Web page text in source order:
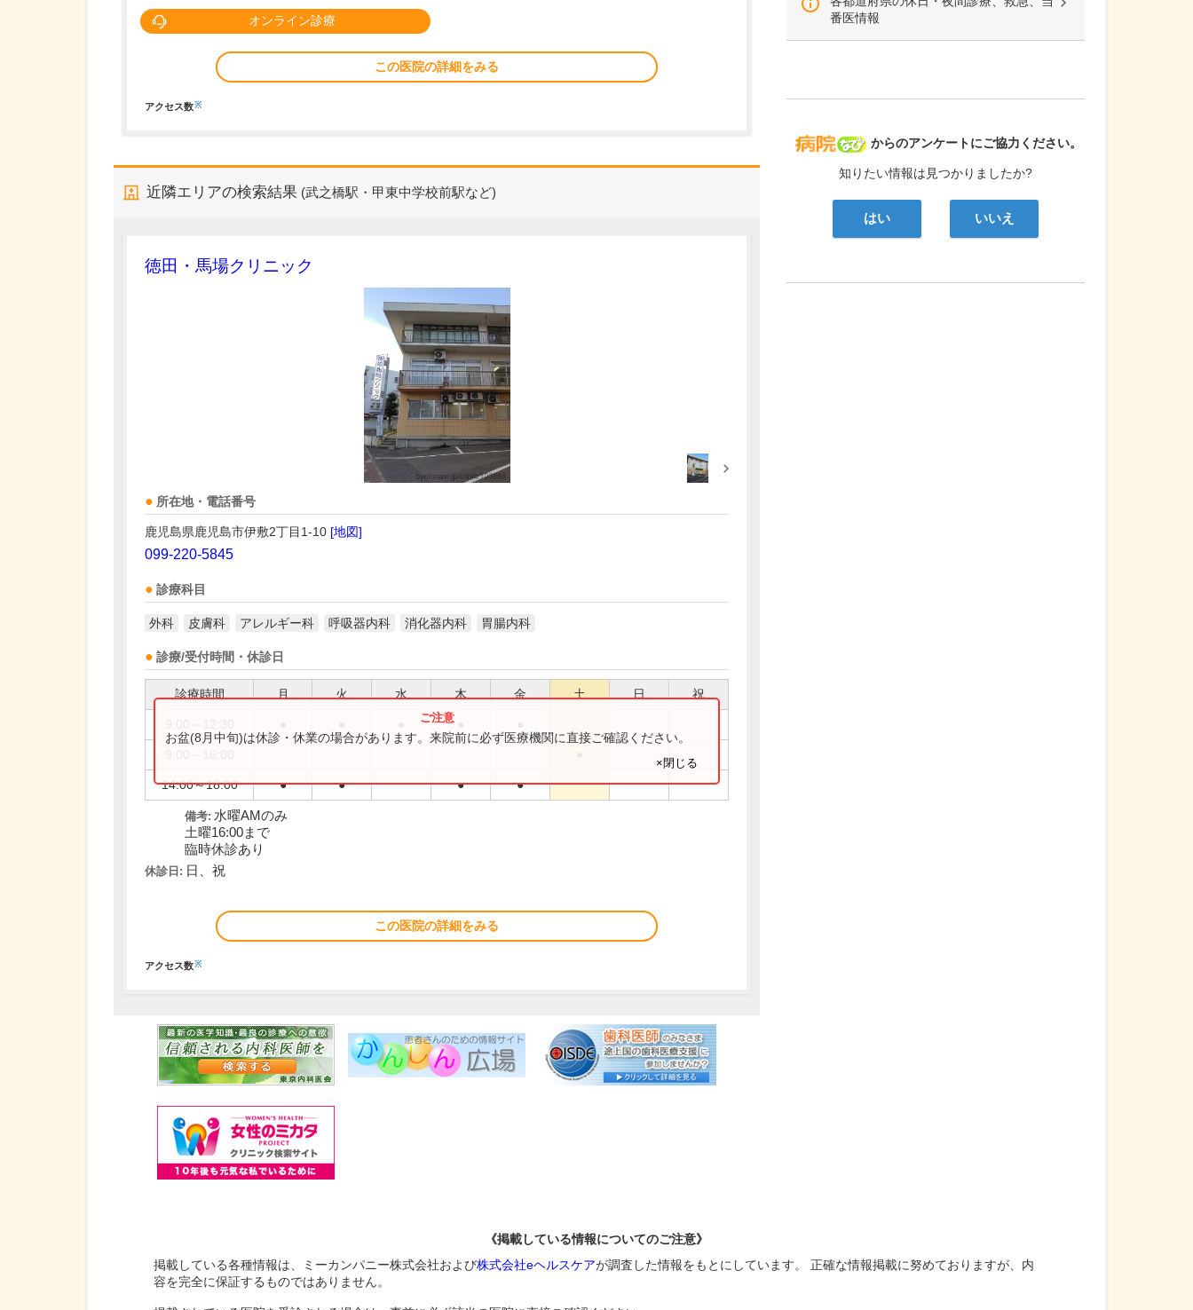
オンライン診療
この医院の詳細をみる
アクセス数※
近隣エリアの検索結果 (武之橋駅・甲東中学校前駅など)
徳田・馬場クリニック
所在地・電話番号
鹿児島県鹿児島市伊敷2丁目1-10 [地図]
099-220-5845
診療科目
外科 皮膚科 アレルギー科 呼吸器内科 消化器内科 胃腸内科
診療/受付時間・休診日
診療時間 月 火 水 木 金 土 日 祝
14:00～18:00 ● ● ● ●
お盆(8月中旬)は休診・休業の場合があります。来院前に必ず医療機関に直接ご確認ください。
×閉じる
備考: 水曜AMのみ
土曜16:00まで
臨時休診あり
休診日: 日、祝
この医院の詳細をみる
アクセス数※
番医情報
病院なび
からのアンケートにご協力ください。
知りたい情報は見つかりましたか?
はい いいえ
《掲載している情報についてのご注意》
掲載している各種情報は、ミーカンパニー株式会社および株式会社eヘルスケアが調査した情報をもとにしています。 正確な情報掲載に努めておりますが、内
容を完全に保証するものではありません。